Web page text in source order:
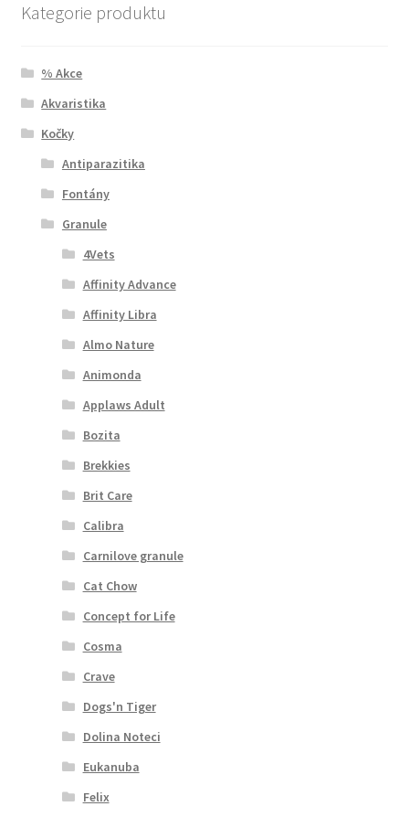
Kategorie produktu
% Akce
Akvaristika
Kočky
Antiparazitika
Fontány
Granule
4Vets
Affinity Advance
Affinity Libra
Almo Nature
Animonda
Applaws Adult
Bozita
Brekkies
Brit Care
Calibra
Carnilove granule
Cat Chow
Concept for Life
Cosma
Crave
Dogs'n Tiger
Dolina Noteci
Eukanuba
Felix